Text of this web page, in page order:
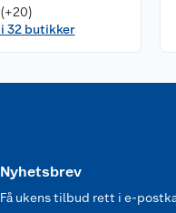
32 butikker
Nyhetsbrev
Få ukens tilbud rett i e-